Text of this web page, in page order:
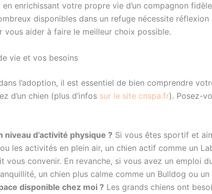
enrichissant votre propre vie d’un compagnon
disponibles dans un refuge nécessite
vous aider à faire le meilleur choix possible.
vie et vos besoins
l’adoption, il est essentiel de bien comprendre
d’un chien (plus d’infos sur le site cnspa.fr). Posez-
niveau d’activité physique ? Si vous êtes sportif et
les activités en plein air, un chien actif comme un
vous convenir. En revanche, si vous avez un emploi
un chien plus calme comme un Bulldog ou un
disponible chez moi ? Les grands chiens ont